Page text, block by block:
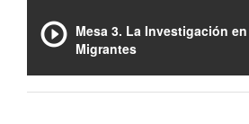
Mesa 3. La Investigación
Migrantes